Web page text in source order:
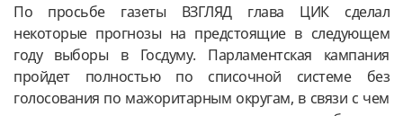
По просьбе газеты ВЗГЛЯД глава ЦИК сделал
некоторые прогнозы на предстоящие в следующем
году выборы в Госдуму. Парламентская кампания
пройдет полностью по списочной системе без
голосования по мажоритарным округам, в связи с чем